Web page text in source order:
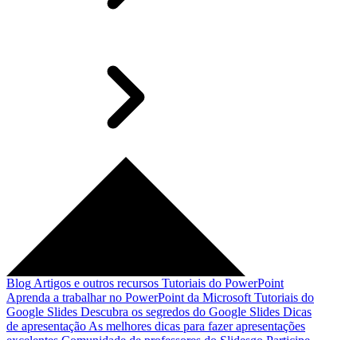
Blog Artigos e outros recursos Tutoriais do PowerPoint
Aprenda a trabalhar no PowerPoint da Microsoft Tutoriais do
Google Slides Descubra os segredos do Google Slides Dicas
de apresentação As melhores dicas para fazer apresentações